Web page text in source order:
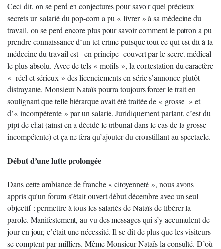
Ceci dit, on se perd en conjectures pour savoir quel précieux
secrets un salarié du pop-corn a pu « livrer » à sa médecine du
travail, on se perd encore plus pour savoir comment le patron a pu
prendre connaissance d’un tel crime puisque tout ce qui est dit à la
médecine du travail est –en principe- couvert par le secret médical
le plus absolu. Avec de tels « motifs », la contestation du caractère
« réel et sérieux » des licenciements en série s’annonce plutôt
distrayante. Monsieur Nataïs pourra toujours forcer le trait en
soulignant que telle hiérarque avait été traitée de « grosse » et
d’« incompétente » par un salarié. Juridiquement parlant, c’est du
pipi de chat (ainsi en a décidé le tribunal dans le cas de la grosse
incompétente) et ça ne fera qu’ajouter du croustillant au spectacle.
Début d’une lutte prolongée
Dans cette ambiance de franche « citoyenneté », nous avons
appris qu’un forum s’était ouvert début décembre avec un seul
objectif : permettre à tous les salariés de Nataïs de libérer la
parole. Manifestement, au vu des messages qui s’y accumulent de
jour en jour, c’était une nécessité. Il se dit de plus que les visiteurs
se comptent par milliers. Même Monsieur Nataïs la consulté. D’où